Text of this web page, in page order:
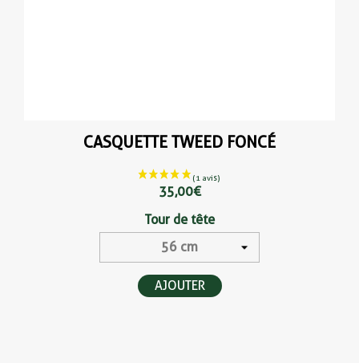
CASQUETTE TWEED FONCÉ
35,00 €
Tour de tête
AJOUTER